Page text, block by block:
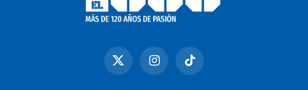
X
(Twitter)
InstagramTikTok